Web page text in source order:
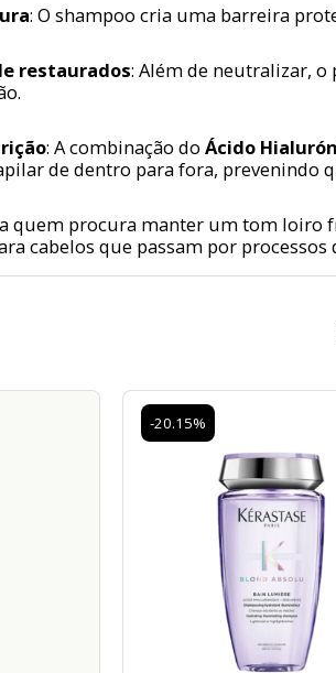
: O shampoo cria uma barreira
restaurados: Além de neutralizar,
: A combinação do Ácido
de dentro para fora, prevenindo
quem procura manter um tom loiro
cabelos que passam por processos
-20.15%